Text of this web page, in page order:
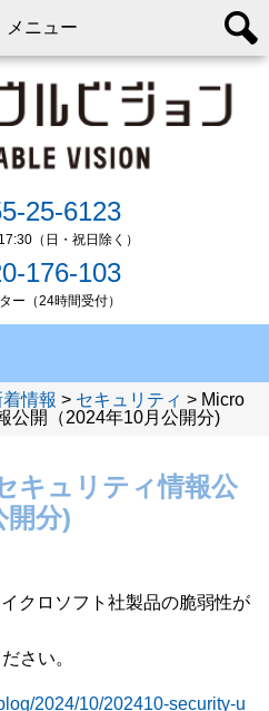
25-6123
（日・祝日除く）
176-103
ー（24時間受付）
メニュー
着情報 > セキュリティ > Micro
公開（2024年10月公開分)
キュリティ情報公
開分)
クロソフト社製品の脆弱性が
さい。
2024/10/202410-security-u